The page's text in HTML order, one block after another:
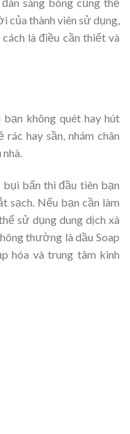
của thành viên sử dụng,
là điều cần thiết và
bạn không quét hay hút
hay sần, nhám chân
bẩn thì đầu tiên bạn
sạch. Nếu bạn cần làm
sử dụng dung dịch xà
thường là dầu Soap
hóa và trung tâm kinh